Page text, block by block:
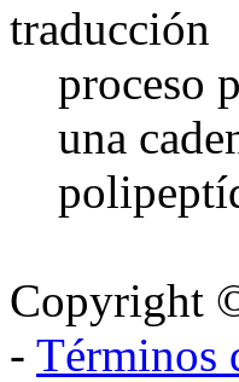
traducción
proceso
una
Copyright
- Términos